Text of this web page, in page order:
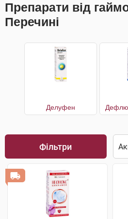
Препарати від
Перечині
Делуфен Дефлю
Фільтри